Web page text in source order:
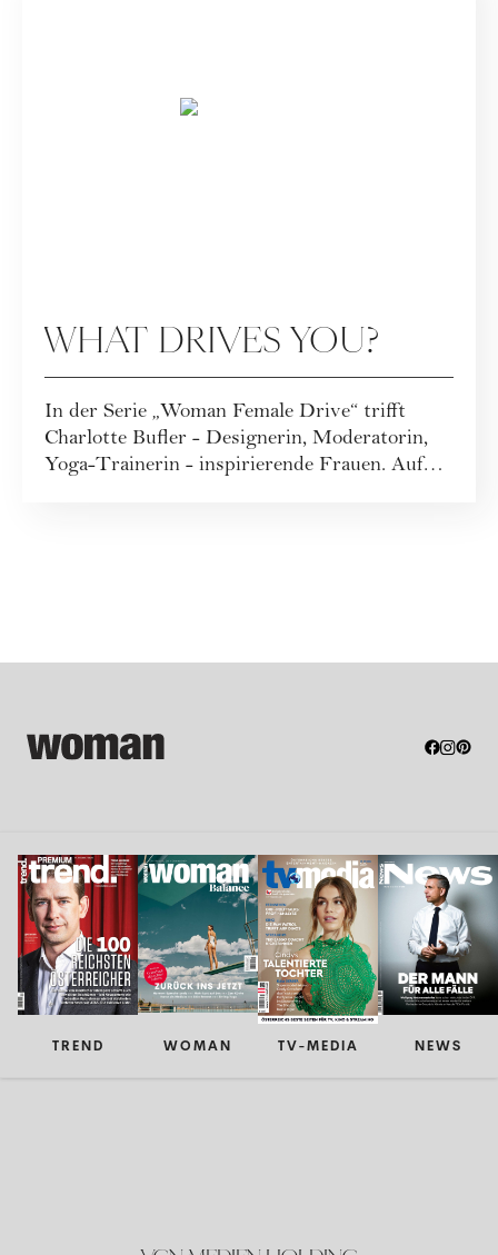
WHAT DRIVES YOU?
In der Serie „Woman Female Drive“ trifft
Charlotte Bufler - Designerin, Moderatorin,
Yoga-Trainerin - inspirierende Frauen. Auf
TREND WOMAN TV-MEDIA NEWS